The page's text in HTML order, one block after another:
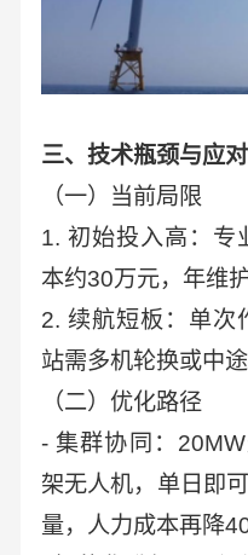
三、技术瓶颈与应
（一）当前局限
1. 初始投入高：专
本约30万元，年维
2. 续航短板：单次
站需多机轮换或中
（二）优化路径
- 集群协同：
架无人机，单日即
量，人力成本再降